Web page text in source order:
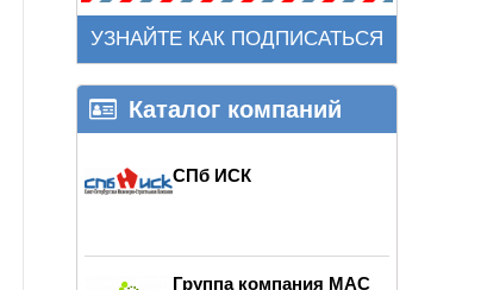
УЗНАЙТЕ КАК ПОДПИСАТЬСЯ
Каталог компаний
СПб ИСК
Группа компания МАС